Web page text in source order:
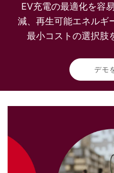
EV充電の最適化を容
減、再生可能エネルギ
最小コストの選択肢
デモ